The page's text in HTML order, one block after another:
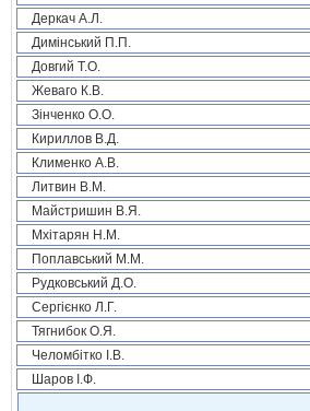
Деркач А.Л.
Димінський П.П.
Довгий Т.О.
Жеваго К.В.
Зінченко О.О.
Кириллов В.Д.
Клименко А.В.
Литвин В.М.
Майстришин В.Я.
Мхітарян Н.М.
Поплавський М.М.
Рудковський Д.О.
Сергієнко Л.Г.
Тягнибок О.Я.
Челомбітко І.В.
Шаров І.Ф.